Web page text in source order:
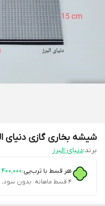
شیشه بخاری گازی دنیای البرز
برند:دنیای البرز
هر قسط با ترب‌پی:۴۰۰٬۰۰۰
۴ قسط ماهانه. بدون سود، چک و ضامن.